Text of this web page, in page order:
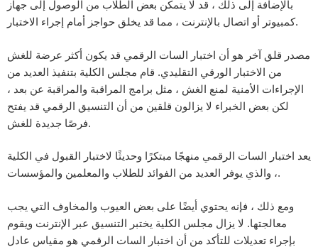
بالإضافة إلى ذلك ، قد لا يتمكن بعض الطلاب من الوصول إلى جهاز
كمبيوتر أو اتصال بالإنترنت ، مما قد يخلق حواجز أمام إجراء الاختبار.
مصدر قلق آخر هو أن اختبار السات الرقمي قد يكون أكثر عرضة للغش
من الاختبار الورقي التقليدي. قام مجلس الكلية بتنفيذ العديد من
الإجراءات الأمنية لمنع الغش ، مثل برامج المراقبة والمراقبة عن بعد ،
لكن بعض الخبراء لا يزالون قلقين من أن التنسيق الرقمي قد يفتح
فرصًا جديدة للغش.
يعد اختبار السات الرقمي منهجًا مبتكرًا وحديثًا لاختبار القبول في الكلية
، والذي يوفر العديد من الفوائد للطلاب والمعلمين والمؤسسات.
ومع ذلك ، فإنه يحتوي أيضًا على بعض العيوب والمخاوف التي يجب
معالجتها. لا يزال مجلس الكلية يختبر التنسيق عبر الإنترنت ويقوم
بإجراء تعديلات للتأكد من أن اختبار السات الرقمي هو مقياس عادل